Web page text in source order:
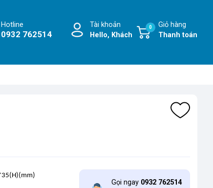
Hotline
0932 762514
Tài khoản
Hello, Khách
Giỏ hàng
Thanh toán
0
Gọi ngay 0932 762514